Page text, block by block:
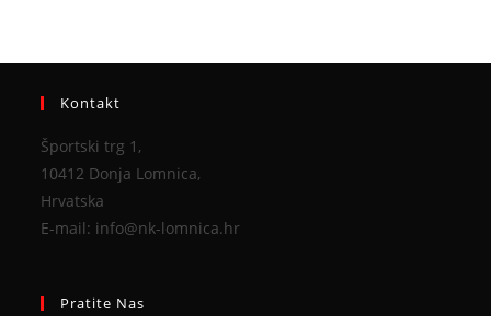
Kontakt
Športski trg 1,
10412 Donja Lomnica,
Hrvatska
E-mail: info@nk-lomnica.hr
Pratite Nas